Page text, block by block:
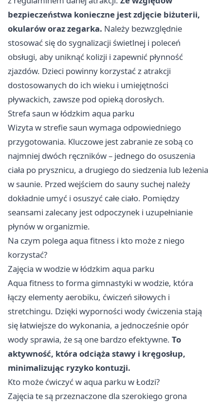
bezpieczeństwa konieczne jest zdjęcie biżuterii,
okularów oraz zegarka. Należy bezwzględnie
stosować się do sygnalizacji świetlnej i poleceń
obsługi, aby uniknąć kolizji i zapewnić płynność
zjazdów. Dzieci powinny korzystać z atrakcji
dostosowanych do ich wieku i umiejętności
pływackich, zawsze pod opieką dorosłych.
Strefa saun w łódzkim aqua parku
Wizyta w strefie saun wymaga odpowiedniego
przygotowania. Kluczowe jest zabranie ze sobą co
najmniej dwóch ręczników – jednego do osuszenia
ciała po prysznicu, a drugiego do siedzenia lub leżenia
w saunie. Przed wejściem do sauny suchej należy
dokładnie umyć i osuszyć całe ciało. Pomiędzy
seansami zalecany jest odpoczynek i uzupełnianie
płynów w organizmie.
Na czym polega aqua fitness i kto może z niego
korzystać?
Zajęcia w wodzie w łódzkim aqua parku
Aqua fitness to forma gimnastyki w wodzie, która
łączy elementy aerobiku, ćwiczeń siłowych i
stretchingu. Dzięki wyporności wody ćwiczenia stają
się łatwiejsze do wykonania, a jednocześnie opór
wody sprawia, że są one bardzo efektywne. To
aktywność, która odciąża stawy i kręgosłup,
minimalizując ryzyko kontuzji.
Kto może ćwiczyć w aqua parku w Łodzi?
Zajęcia te są przeznaczone dla szerokiego grona